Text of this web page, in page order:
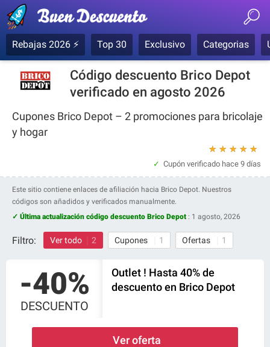
Rebajas 2026 ⚡ Top 30 Exclusivo Categorias
Código descuento Brico Depot
verificado en agosto 2026
Cupones Brico Depot – 2 promociones para bricolaje
y hogar
★
★
★
★
★
Cupón verificado hace 9 días
Este sitio contiene enlaces de afiliación hacia Brico Depot. Nuestros
códigos son añadidos y verificados manualmente.
✓ Última actualización código descuento Brico Depot : 1 agosto, 2026
Filtro: Ver todo 2 Cupones 1 Ofertas 1
-40%
DESCUENTO
Outlet ! Hasta 40% de
descuento en Brico Depot
Ver oferta